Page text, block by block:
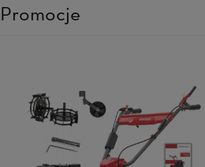
Promocje